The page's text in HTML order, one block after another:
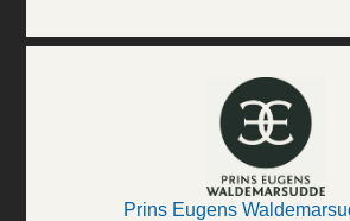
Prins Eugens